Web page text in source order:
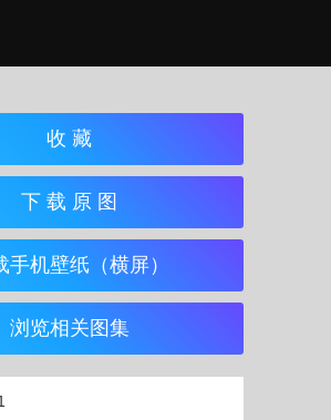
收 藏
下 载 原 图
手机壁纸（横屏）
浏览相关图集